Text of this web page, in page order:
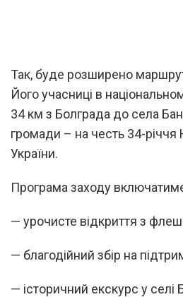
Так, буде розширено
Його учасниці в
34 км з Болграда до села
громади – на честь 34-річчя
України.
Програма заходу
— урочисте відкриття з
— благодійний збір на
— історичний екскурс у селі